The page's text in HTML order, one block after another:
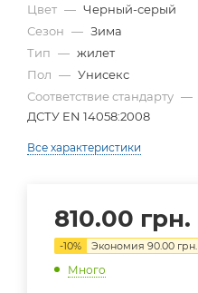
Цвет — Черный-серый
Сезон — Зима
Тип — жилет
Пол — Унисекс
Соответствие стандарту —
ДСТУ EN 14058:2008
Все характеристики
810.00 грн.
-10% Экономия 90.00 грн.
Много